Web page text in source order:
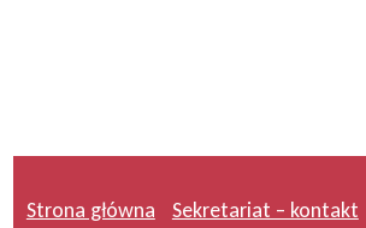
Strona główna Sekretariat – kontakt